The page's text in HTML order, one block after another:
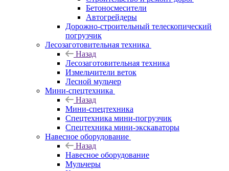
Бетоносмесители
Автогрейдеры
Дорожно-строительный телескопический
погрузчик
Лесозаготовительная техника
Назад
Лесозаготовительная техника
Измельчители веток
Лесной мульчер
Мини-спецтехника
Назад
Мини-спецтехника
Спецтехника мини-погрузчик
Спецтехника мини-экскаваторы
Навесное оборудование
Назад
Навесное оборудование
Мульчеры